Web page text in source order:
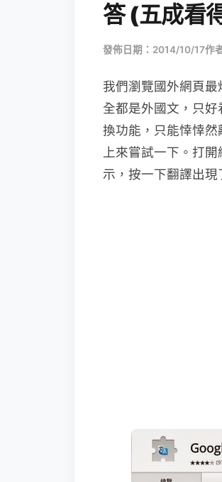
答 (五成看
發佈日期：2014/10/17作
我們瀏覽國外網頁
全都是外國文，只
換功能，只能悻悻
上來嘗試一下。打
示，按一下翻譯出現